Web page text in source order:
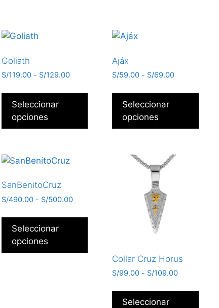
Goliath
S/119.00 - S/129.00
Seleccionar
opciones
Ajáx
S/59.00 - S/69.00
Seleccionar
opciones
SanBenitoCruz
S/490.00 - S/500.00
Seleccionar
opciones
Collar Cruz Horus
S/99.00 - S/109.00
Seleccionar